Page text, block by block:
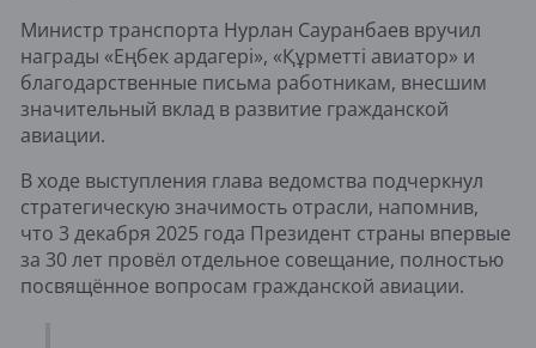
Министр транспорта Нурлан Сауранбаев вручил
награды «Еңбек ардагері», «Құрметті авиатор» и
благодарственные письма работникам, внесшим
значительный вклад в развитие гражданской
авиации.
В ходе выступления глава ведомства подчеркнул
стратегическую значимость отрасли, напомнив,
что 3 декабря 2025 года Президент страны впервые
за 30 лет провёл отдельное совещание, полностью
посвящённое вопросам гражданской авиации.